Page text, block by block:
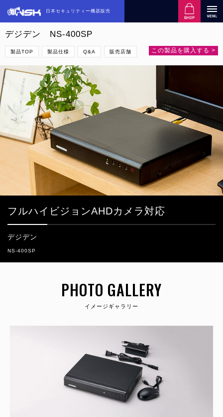
日本セキュリティー機器販売
デジデン NS-400SP
この製品を購入する >
製品TOP 製品仕様 Q&A 販売店舗
フルハイビジョンAHDカメラ対応
デジデン
NS-400SP
PHOTO GALLERY
イメージギャラリー